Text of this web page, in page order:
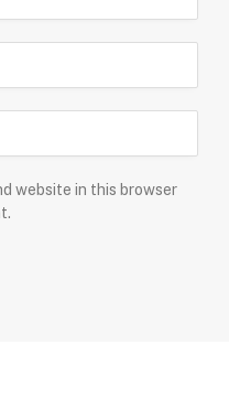
website in this browser